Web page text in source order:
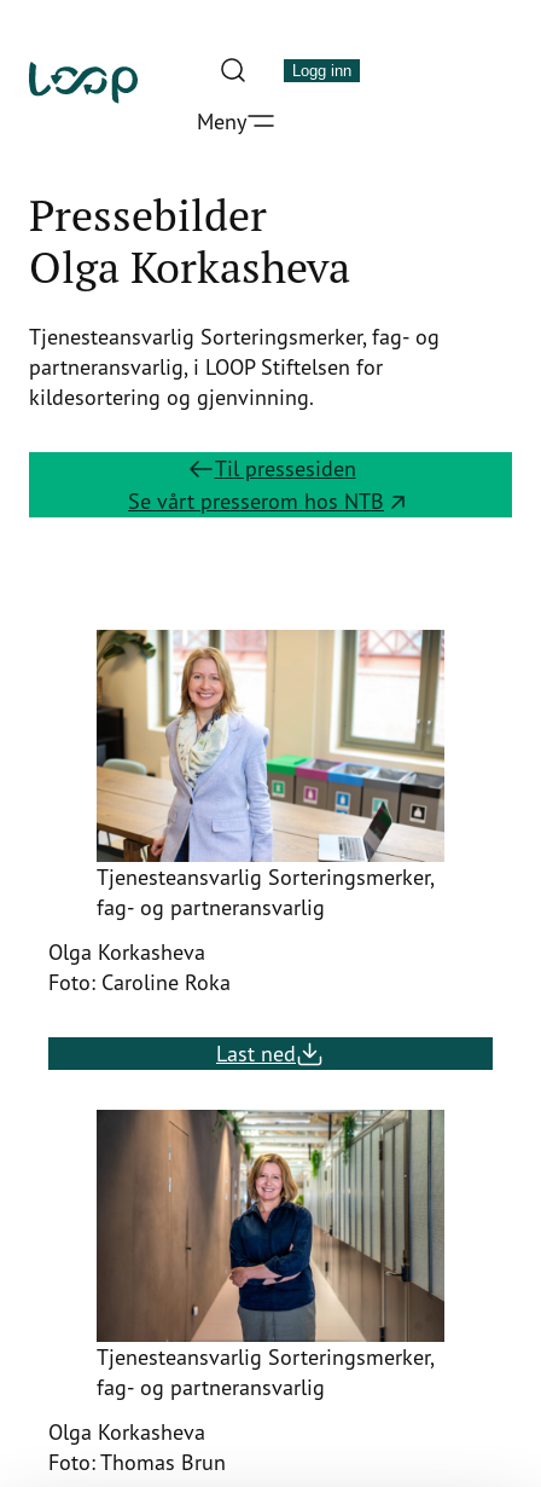
innhold
for
kildesortering
og
Logg inn
Meny
Pressebilder
Olga Korkasheva
Tjenesteansvarlig Sorteringsmerker, fag- og
partneransvarlig, i LOOP Stiftelsen for
kildesortering og gjenvinning.
Til pressesiden
Se vårt presserom hos NTB
Tjenesteansvarlig Sorteringsmerker,
fag- og partneransvarlig
Olga Korkasheva
Foto: Caroline Roka
Last ned
Tjenesteansvarlig Sorteringsmerker,
fag- og partneransvarlig
Olga Korkasheva
Foto: Thomas Brun